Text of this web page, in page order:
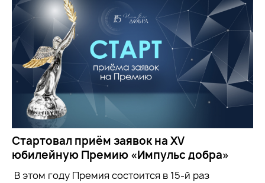
Стартовал приём заявок на XV
юбилейную Премию «Импульс добра»
В этом году Премия состоится в 15-й раз